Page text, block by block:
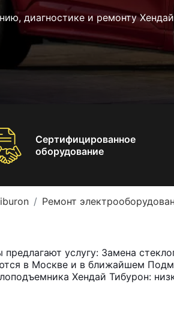
диагностике и ремонту Хендай
Сертифицированное
оборудование
Ремонт
услугу: Замена
в Москве и в ближайшем
Хендай Тибурон: